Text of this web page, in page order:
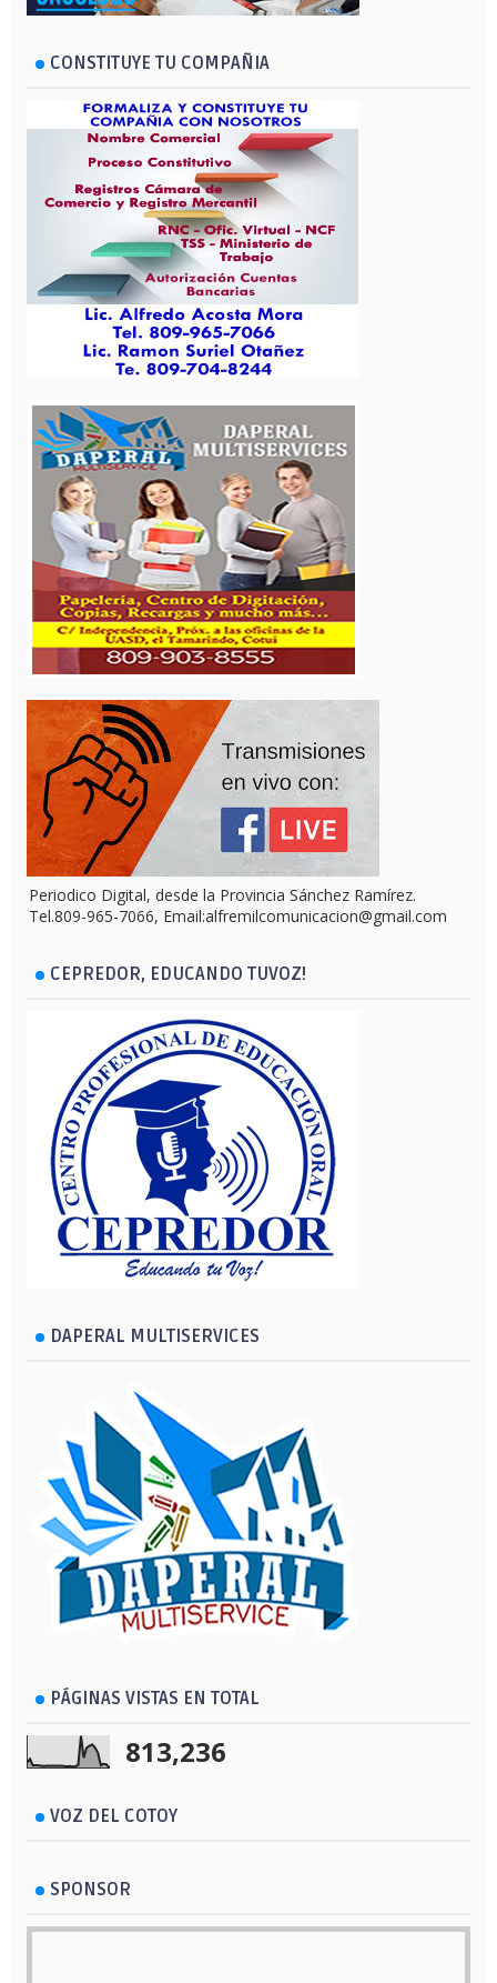
CONSTITUYE TU COMPAÑIA
Periodico Digital, desde la Provincia Sánchez Ramírez.
Tel.809-965-7066, Email:alfremilcomunicacion@gmail.com
CEPREDOR, EDUCANDO TUVOZ!
DAPERAL MULTISERVICES
PÁGINAS VISTAS EN TOTAL
813,236
VOZ DEL COTOY
SPONSOR